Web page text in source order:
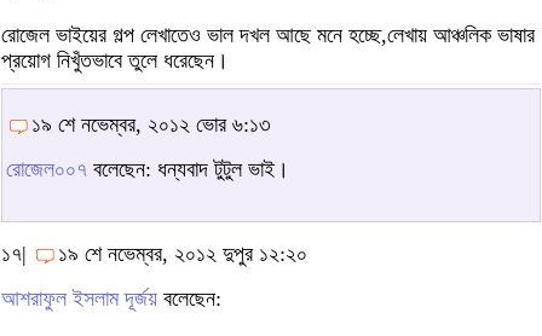
রোজেল ভাইয়ের গল্প লেখাতেও ভাল দখল আছে মনে হচ্ছে,লেখায় আঞ্চলিক ভাষার
প্রয়োগ নিখুঁতভাবে তুলে ধরেছেন।
১৯ শে নভেম্বর, ২০১২ ভোর ৬:১৩
রোজেল০০৭ বলেছেন: ধন্যবাদ টুটুল ভাই।
১৭|
১৯ শে নভেম্বর, ২০১২ দুপুর ১২:২০
আশরাফুল ইসলাম দূর্জয় বলেছেন: